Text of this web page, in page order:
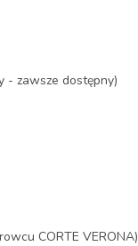
- zawsze dostępny)
CORTE VERONA)